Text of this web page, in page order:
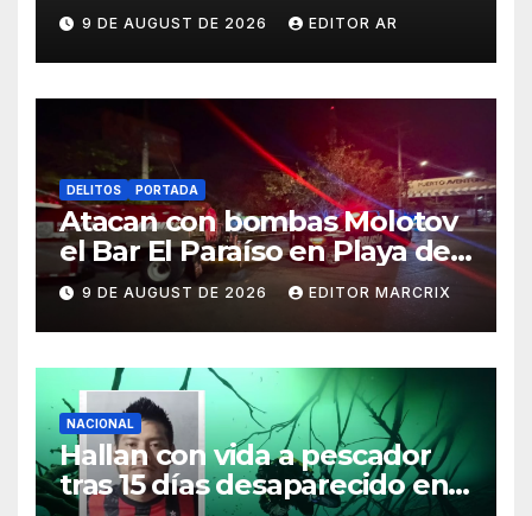
9 DE AUGUST DE 2026 EDITOR AR
DELITOS PORTADA
Atacan con bombas Molotov
el Bar El Paraíso en Playa del
Carmen
9 DE AUGUST DE 2026 EDITOR MARCRIX
NACIONAL
Hallan con vida a pescador
tras 15 días desaparecido en